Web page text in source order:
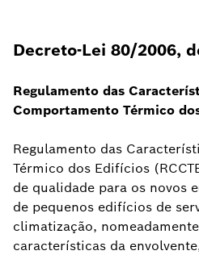
Decreto-Lei 80/2006,
Regulamento das
Comportamento Térmico
Regulamento das
Térmico dos Edifícios
de qualidade para os novos
de pequenos edifícios de
climatização,
características da